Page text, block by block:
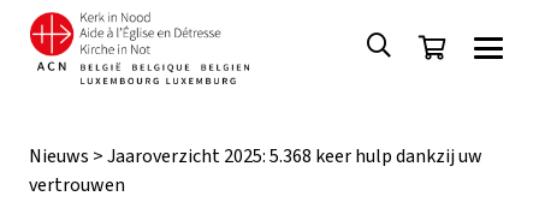
Nieuws >Jaaroverzicht 2025: 5.368 keer hulp dankzij uw
vertrouwen